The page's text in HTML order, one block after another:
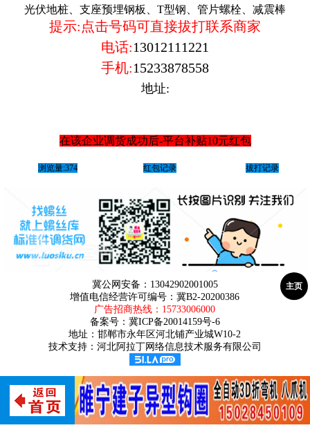
光伏地桩、支座预埋钢板、T型钢、管片螺栓、减震棒
提示:点击号码可直接拔打联系商家
电话:13012111221
手机:15233878558
地址:
在该企业调货成功后-平台补贴10元红包
浏览量:374 红包记录 拔打记录
冀公网安备：13042902001005
增值电信经营许可编号：冀B2-20200386
广告招商热线： 15733006000
备案号： 冀ICP备20014159号-6
地址：邯郸市永年区河北铺产业城W10-2
技术支持：河北阿拉丁网络信息技术服务有限公司
主页